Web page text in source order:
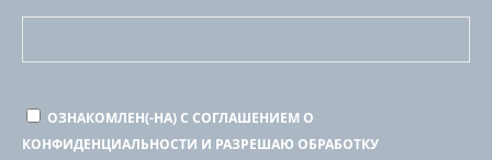
ОЗНАКОМЛЕН(-НА) С СОГЛАШЕНИЕМ О
КОНФИДЕНЦИАЛЬНОСТИ И РАЗРЕШАЮ ОБРАБОТКУ